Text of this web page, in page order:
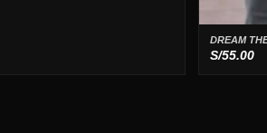
DREAM
S/55.00